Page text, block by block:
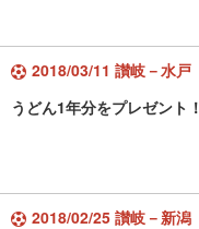
2018/03/11 讃岐－水戸
うどん1年分をプレゼント！
2018/02/25 讃岐－新潟